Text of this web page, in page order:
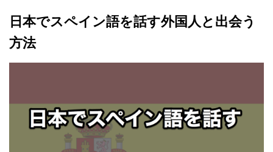
日本でスペイン語を話す外国人と出会う
方法